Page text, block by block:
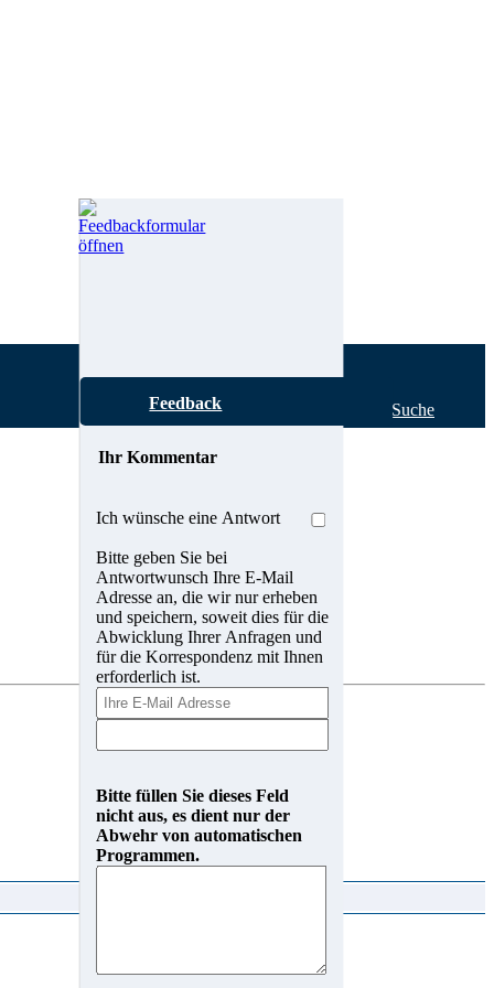
Hilfe zur Suche
Feedback
Ihr Kommentar
Ich wünsche eine Antwort
Bitte geben Sie bei
Antwortwunsch Ihre E-Mail
Adresse an, die wir nur erheben
und speichern, soweit dies für die
Abwicklung Ihrer Anfragen und
für die Korrespondenz mit Ihnen
erforderlich ist.
Bitte füllen Sie dieses Feld
nicht aus, es dient nur der
Abwehr von automatischen
Programmen.